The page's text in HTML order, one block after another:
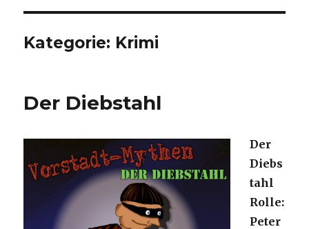
Kategorie: Krimi
Der Diebstahl
Der
Diebs
tahl
Rolle:
Peter